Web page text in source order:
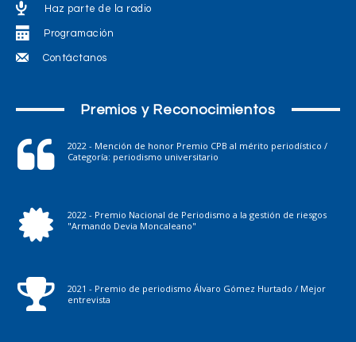
Haz parte de la radio
Programación
Contáctanos
Premios y Reconocimientos
2022 - Mención de honor Premio CPB al mérito periodístico /
Categoría: periodismo universitario
2022 - Premio Nacional de Periodismo a la gestión de riesgos
"Armando Devia Moncaleano"
2021 - Premio de periodismo Álvaro Gómez Hurtado / Mejor
entrevista